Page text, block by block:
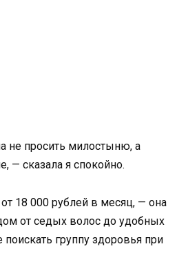
не просить милостыню, а
— сказала я спокойно.
18 000 рублей в месяц, — она
от седых волос до удобных
группу здоровья при